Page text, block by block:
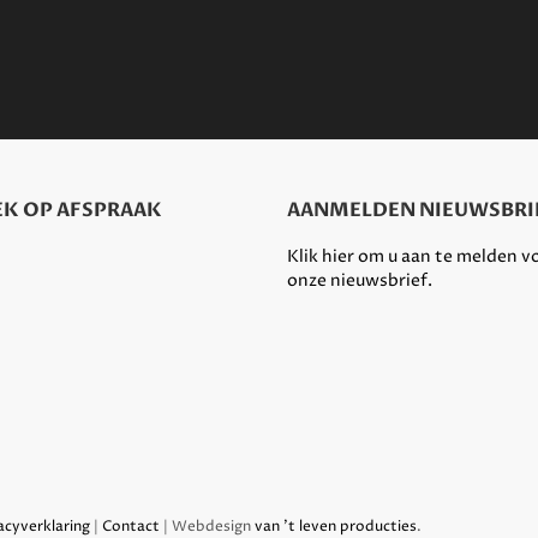
OP AFSPRAAK AANMELDEN
Klik hier om u aan te melden
onze nieuwsbrief.
| Contact | Webdesignvan 't leven producties.